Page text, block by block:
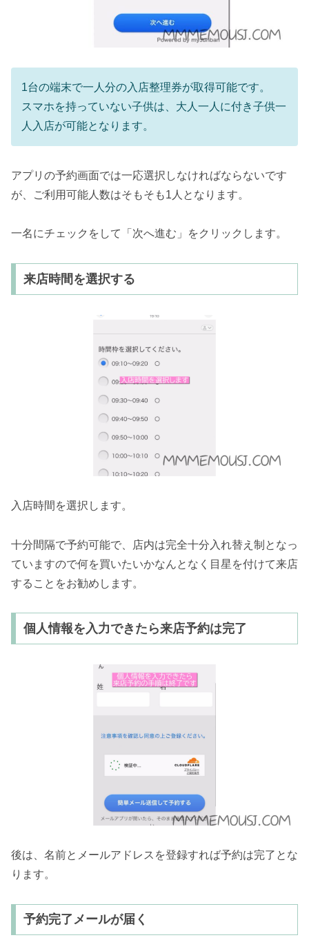
1台の端末で一人分の入店整理券が取得可能です。
スマホを持っていない子供は、大人一人に付き子供一
人入店が可能となります。
アプリの予約画面では一応選択しなければならないです
が、ご利用可能人数はそもそも1人となります。
一名にチェックをして「次へ進む」をクリックします。
来店時間を選択する
入店時間を選択します。
十分間隔で予約可能で、店内は完全十分入れ替え制となっ
ていますので何を買いたいかなんとなく目星を付けて来店
することをお勧めします。
個人情報を入力できたら来店予約は完了
後は、名前とメールアドレスを登録すれば予約は完了とな
ります。
予約完了メールが届く